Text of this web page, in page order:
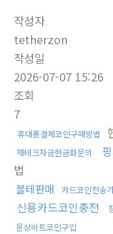
작성자
tetherzon
작성일
2026-07-07 15:26
조회
7
휴대폰결제코인구매방법
재테크자금현금화문의
법
블테판매 카드코인전송
신용카드코인충전
문상비트코인구입